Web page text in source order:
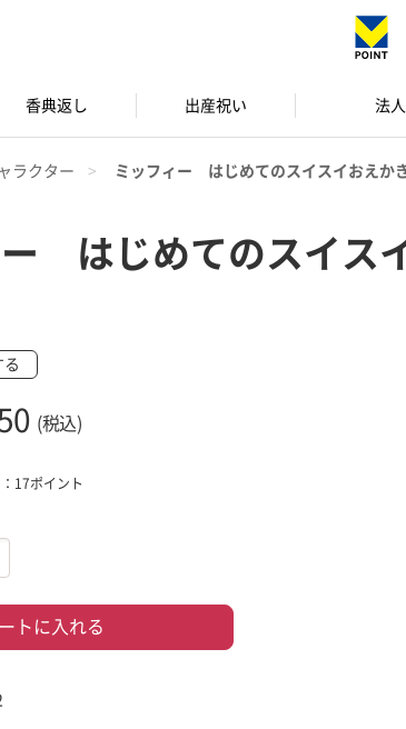
香典返し 出産祝い 法
ラクター ミッフィー はじめてのスイスイおえか
はじめてのスイス
る
(税込)
17ポイント
トに入れる